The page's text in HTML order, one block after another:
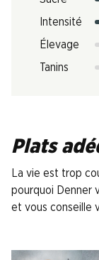
Intensité
Élevage
Tanins
Plats
La vie est trop
pourquoi Denner
et vous conseille